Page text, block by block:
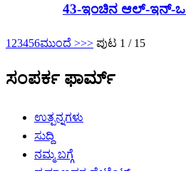
43-ಇಂಚಿನ ಆಲ್-ಇನ್-
1 23456ಮುಂದೆ >>> ಪುಟ 1 / 15
ಸಂಪರ್ಕ ಫಾರ್ಮ್
ಉತ್ಪನ್ನಗಳು
ಸುದ್ದಿ
ನಮ್ಮ ಬಗ್ಗೆ